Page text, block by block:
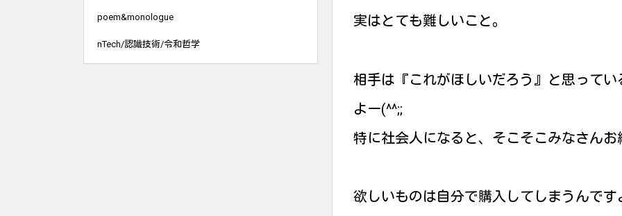
実はとても難しいこと。
相手は『これがほしいだろう』と思って
よー(^^;;
特に社会人になると、そこそこみなさん
欲しいものは自分で購入してしまうんです
poem&monologue
nTech/認識技術/令和哲学